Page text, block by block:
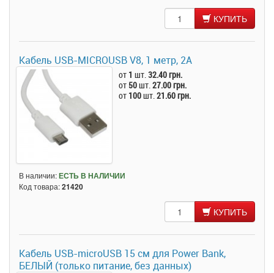
КУПИТЬ
Кабель USB-MICROUSB V8, 1 метр, 2A
от 1 шт.32.40 грн.
от 50шт.27.00 грн.
от 100шт.21.60 грн.
В наличии:ЕСТЬ В НАЛИЧИИ
Код товара:21420
КУПИТЬ
Кабель USB-microUSB 15 см для Power Bank,
БЕЛЫЙ (только питание, без данных)